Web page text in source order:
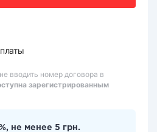
вводить номер договора в
зарегистрированным
не менее 5 грн.